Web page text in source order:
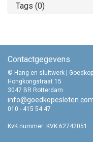
Tags (0)
Contactgegevens
© Hang en sluitwerk |
Hongkongstraat 15
3047 BR Rotterdam
010 - 415 54 47
KvK nummer: KVK 62742051